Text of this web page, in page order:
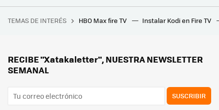
Por menos de 50 euros, ahora puedes tener tu hogar bajo control con esta alarma sin cuotas
Henry Ford: "Es mejor que 20.000 personas estén satisfechas y bien alimentadas que que se creen unos pocos millonarios"
TEMAS DE INTERÉS HBO Max fire TV Instalar Kodi en Fire TV
RECIBE "Xatakaletter", NUESTRA NEWSLETTER
SEMANAL
SUSCRIBIR